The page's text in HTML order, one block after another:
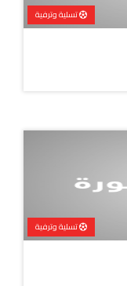
تسلية وترفية
تسلية وترفية